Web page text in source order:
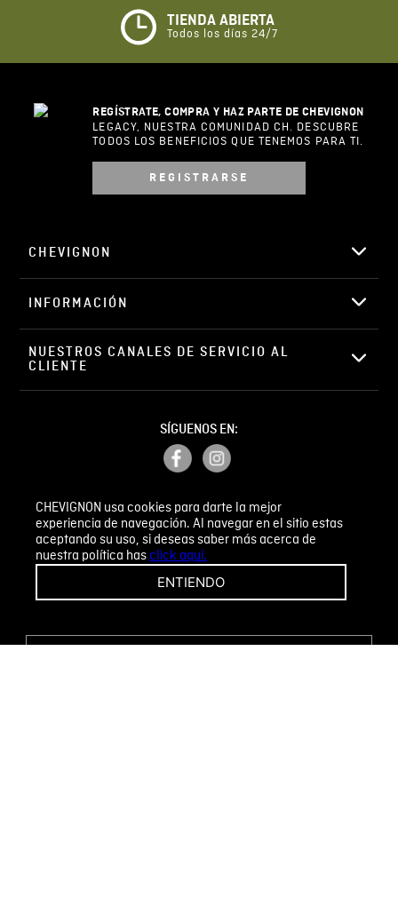
CHEVIGNON usa cookies para darte la mejor
experiencia de navegación. Al navegar en el sitio estas
aceptando su uso, si deseas saber más acerca de
nuestra política hasclick aquí.
ENTIENDO
★☆ ☆
Su nombre
Correo electrónico
ENVIAR COMENTARIO
TIENDA ABIERTA
Todos los días 24/7
REGÍSTRATE, COMPRA Y HAZ PARTE DE CHEVIGNON
LEGACY, NUESTRA COMUNIDAD CH. DESCUBRE
TODOS LOS BENEFICIOS QUE TENEMOS PARA TI.
REGISTRARSE
CHEVIGNON
INFORMACIÓN
NUESTROS CANALES DE SERVICIO AL
CLIENTE
SÍGUENOS EN:
PETICIONES, QUEJAS Y RECLAMOS
¡CAMBIOS Y DEVOLUCIONES FÁCILES!